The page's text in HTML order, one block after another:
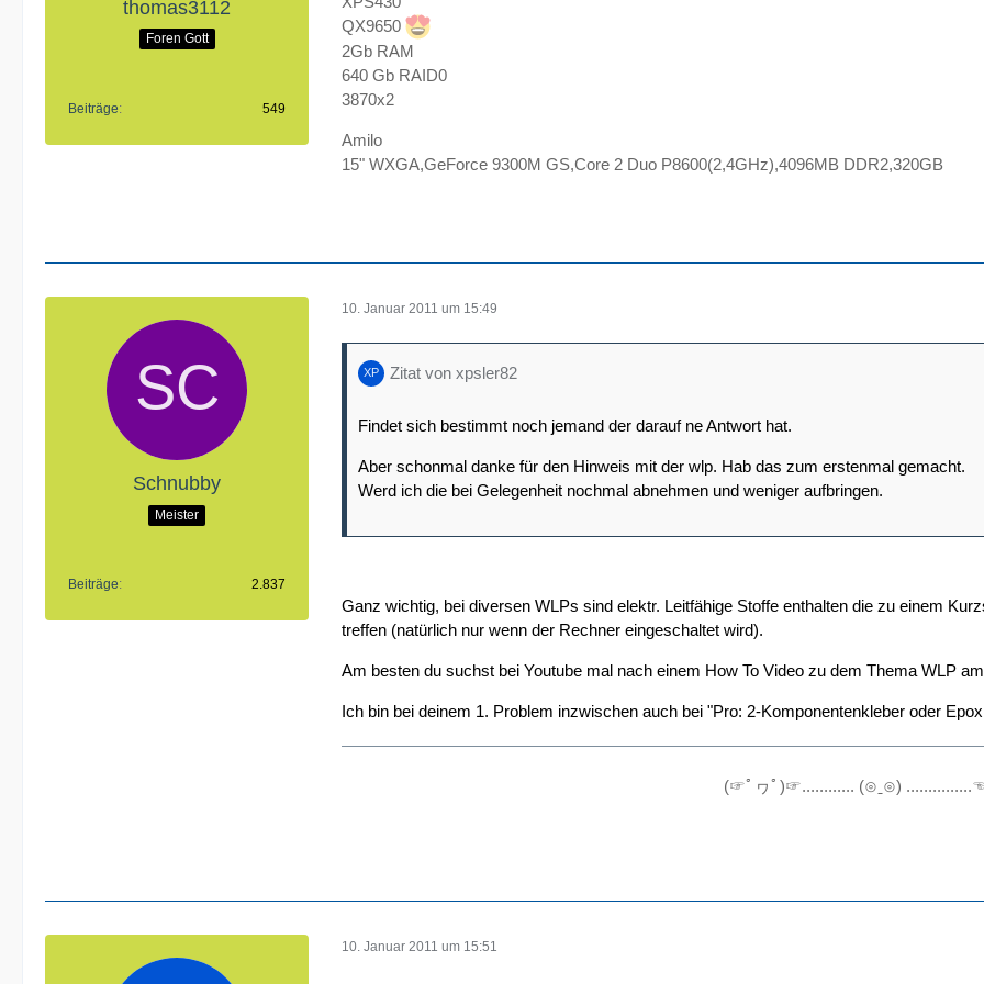
thomas3112
Foren Gott
Beiträge 549
QX9650
2Gb RAM
640 Gb RAID0
3870x2
Amilo
15" WXGA,GeForce 9300M GS,Core 2 Duo P8600(2,4GHz),4096MB DDR2,320GB
Schnubby
Meister
Beiträge 2.837
10. Januar 2011 um 15:49
Zitat von xpsler82
Findet sich bestimmt noch jemand der darauf ne Antwort hat.
Aber schonmal danke für den Hinweis mit der wlp. Hab das zum erstenmal gemacht.
Werd ich die bei Gelegenheit nochmal abnehmen und weniger aufbringen.
Ganz wichtig, bei diversen WLPs sind elektr. Leitfähige Stoffe enthalten die zu einem
treffen (natürlich nur wenn der Rechner eingeschaltet wird).
Am besten du suchst bei Youtube mal nach einem How To Video zu dem Thema WLP
Ich bin bei deinem 1. Problem inzwischen auch bei "Pro: 2-Komponentenkleber oder
(☞ﾟヮﾟ)☞............ (⊙ˍ⊙)
10. Januar 2011 um 15:51